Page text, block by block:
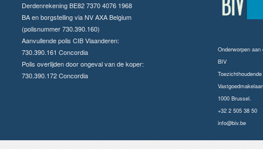
Derdenrekening BE82 7370 4076 1968
BA en borgstelling via NV AXA Belgium
(polisnummer 730.390.160)
Aanvullende polis CIB Vlaanderen:
730.390.161 Concordia
Polis overlijden door ongeval van de koper:
730.390.172 Concordia
Onderworpen
BIV
1000 Brussel.
+32 2 505 38 50
info@biv.be